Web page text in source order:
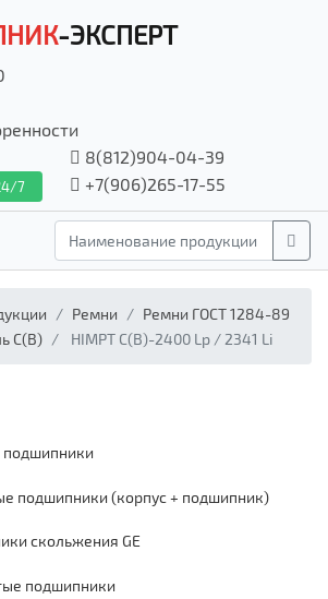
-ЭКСПЕРТ
7
8(812)904-04-39
+7(906)265-17-55
Ремни
Ремни ГОСТ 1284-89
С(В)
HIMPT С(В)-2400 Lp / 2341 Li
подшипники (корпус + подшипник)
скольжения GE
подшипники